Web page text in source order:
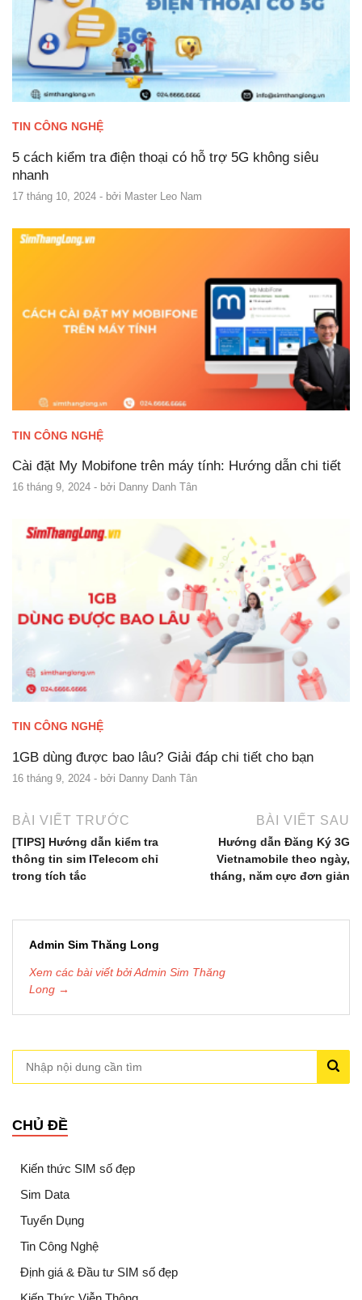
TIN CÔNG NGHỆ
5 cách kiểm tra điện thoại có hỗ trợ 5G không siêu
nhanh
17 tháng 10, 2024 - bởi Master Leo Nam
TIN CÔNG NGHỆ
Cài đặt My Mobifone trên máy tính: Hướng dẫn chi tiết
16 tháng 9, 2024 - bởi Danny Danh Tân
TIN CÔNG NGHỆ
1GB dùng được bao lâu? Giải đáp chi tiết cho bạn
16 tháng 9, 2024 - bởi Danny Danh Tân
BÀI VIẾT TRƯỚC
[TIPS] Hướng dẫn kiểm tra
thông tin sim ITelecom chỉ
trong tích tắc
BÀI VIẾT SAU
Hướng dẫn Đăng Ký 3G
Vietnamobile theo ngày,
tháng, năm cực đơn giản
Admin Sim Thăng Long
Xem các bài viết bởi Admin Sim Thăng
Long →
CHỦ ĐỀ
Kiến thức SIM số đẹp
Sim Data
Tuyển Dụng
Tin Công Nghệ
Định giá & Đầu tư SIM số đẹp